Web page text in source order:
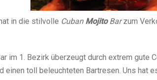
in die stilvolle Cuban MojitoBarzum
im 1. Bezirk überzeugt durch extrem gute
einen toll beleuchteten Bartresen. Uns hat